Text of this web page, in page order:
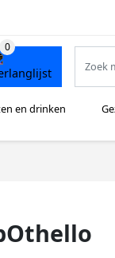
en drinken